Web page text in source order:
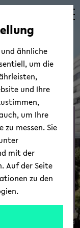
© Uni­ver­si­tät Bie­le­feld
ähnliche
um die
und Ihre
um Ihre
messen. Sie
mit der
Auf der Seite
zu den